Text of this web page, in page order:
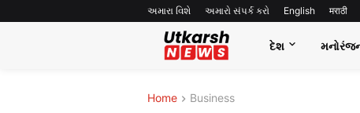
અમારા વિશે અમારો સંપર્ક કરો English मराठी
દેશ
Home Business